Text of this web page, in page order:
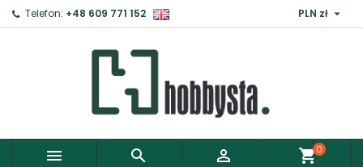
Telefon: +48 609 771 152 PLN zł 
   shopping_cart0
Zaloguj ×
Aby zapisać produkty do Schowka, musisz się
Anuluj Zaloguj